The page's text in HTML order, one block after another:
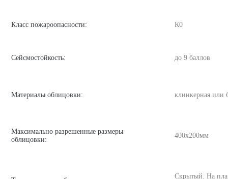
Класс пожароопасности: К0
Сейсмостойкость: до 9 баллов
Материалы облицовки: клинкерная или
Максимально разрешенные размеры
облицовки:
400х200мм
Скрытый. На